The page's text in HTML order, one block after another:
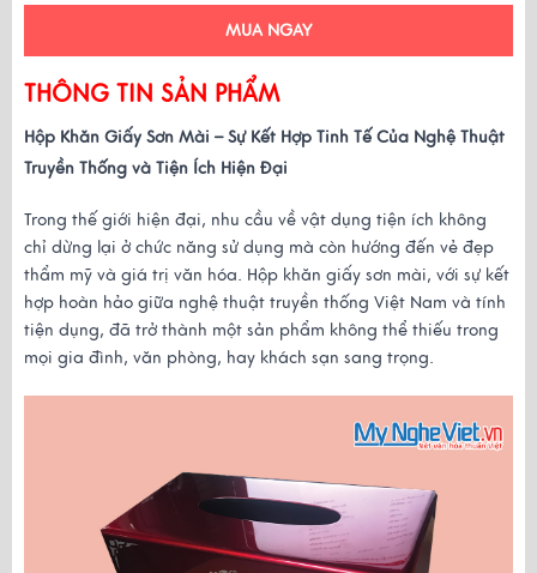
MUA NGAY
THÔNG TIN SẢN PHẨM
Hộp Khăn Giấy Sơn Mài – Sự Kết Hợp Tinh Tế Của Nghệ Thuật
Truyền Thống và Tiện Ích Hiện Đại
Trong thế giới hiện đại, nhu cầu về vật dụng tiện ích không
chỉ dừng lại ở chức năng sử dụng mà còn hướng đến vẻ đẹp
thẩm mỹ và giá trị văn hóa. Hộp khăn giấy sơn mài, với sự kết
hợp hoàn hảo giữa nghệ thuật truyền thống Việt Nam và tính
tiện dụng, đã trở thành một sản phẩm không thể thiếu trong
mọi gia đình, văn phòng, hay khách sạn sang trọng.